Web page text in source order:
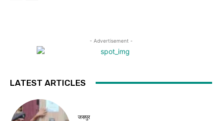
- Advertisement -
LATEST ARTICLES
जसपुर